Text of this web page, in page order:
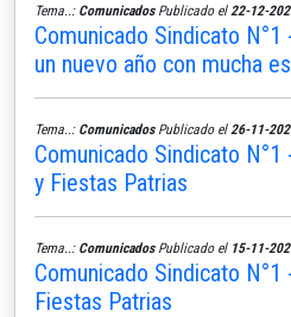
Tema..: ComunicadosPublicado el 22-12-
Comunicado Sindicato N°1
un nuevo año con mucha
Tema..: ComunicadosPublicado el 26-11-
Comunicado Sindicato
y Fiestas Patrias
Tema..: ComunicadosPublicado el 15-11-
Comunicado Sindicato
Fiestas Patrias